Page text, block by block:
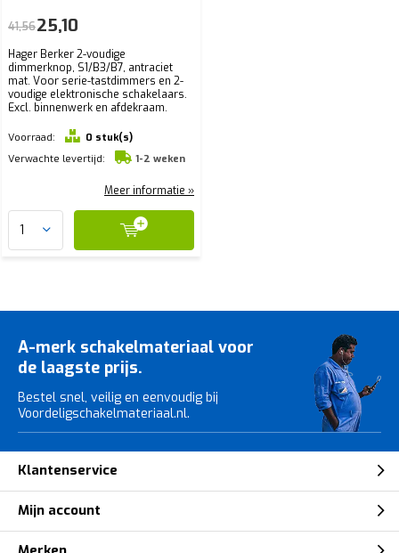
Hager Berker 2-voudige
dimmerknop, S1/B3/B7, antraciet
mat. Voor serie-tastdimmers en 2-
voudige elektronische schakelaars.
Excl. binnenwerk en afdekraam.
Voorraad:
0 stuk(s)
Verwachte levertijd:
1-2 weken
41,5625,10
Meer informatie »
A-merk schakelmateriaal voor
de laagste prijs.
Bestel snel, veilig en eenvoudig bij
Voordeligschakelmateriaal.nl.
Klantenservice
Mijn account